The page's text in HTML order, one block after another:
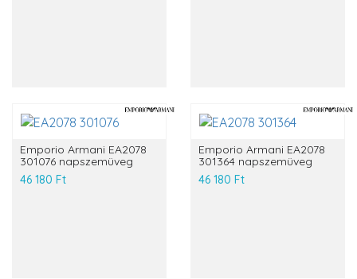
Emporio Armani EA2078
301076 napszemüveg
46 180 Ft
Emporio Armani EA2078
301364 napszemüveg
46 180 Ft